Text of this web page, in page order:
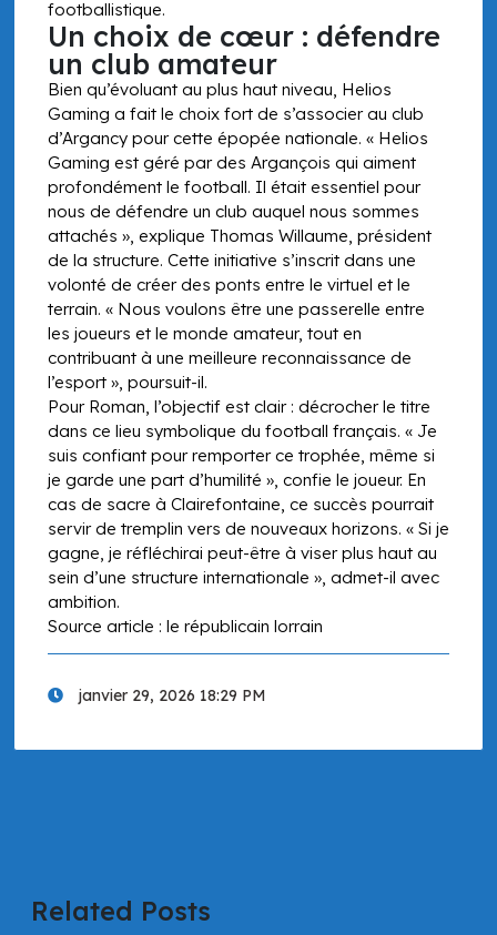
footballistique.
Un choix de cœur : défendre
un club amateur
Bien qu’évoluant au plus haut niveau, Helios
Gaming a fait le choix fort de s’associer au club
d’Argancy pour cette épopée nationale. « Helios
Gaming est géré par des Argançois qui aiment
profondément le football. Il était essentiel pour
nous de défendre un club auquel nous sommes
attachés », explique Thomas Willaume, président
de la structure. Cette initiative s’inscrit dans une
volonté de créer des ponts entre le virtuel et le
terrain. « Nous voulons être une passerelle entre
les joueurs et le monde amateur, tout en
contribuant à une meilleure reconnaissance de
l’esport », poursuit-il.
Pour Roman, l’objectif est clair : décrocher le titre
dans ce lieu symbolique du football français. « Je
suis confiant pour remporter ce trophée, même si
je garde une part d’humilité », confie le joueur. En
cas de sacre à Clairefontaine, ce succès pourrait
servir de tremplin vers de nouveaux horizons. « Si je
gagne, je réfléchirai peut-être à viser plus haut au
sein d’une structure internationale », admet-il avec
ambition.
Source article : le républicain lorrain
janvier 29, 2026 18:29 PM
Related Posts